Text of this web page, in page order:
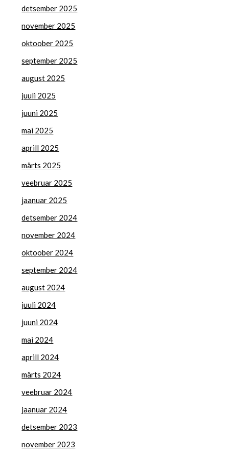
detsember 2025
november 2025
oktoober 2025
september 2025
august 2025
juuli 2025
juuni 2025
mai 2025
aprill 2025
märts 2025
veebruar 2025
jaanuar 2025
detsember 2024
november 2024
oktoober 2024
september 2024
august 2024
juuli 2024
juuni 2024
mai 2024
aprill 2024
märts 2024
veebruar 2024
jaanuar 2024
detsember 2023
november 2023